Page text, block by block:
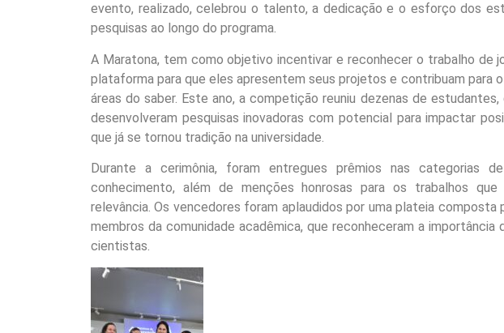
evento, realizado, celebrou o talento, a dedicação e o esforço dos
pesquisas ao longo do programa.
A Maratona, tem como objetivo incentivar e reconhecer o trabalho de
plataforma para que eles apresentem seus projetos e contribuam para
áreas do saber. Este ano, a competição reuniu dezenas de
desenvolveram pesquisas inovadoras com potencial para impactar
que já se tornou tradição na universidade.
Durante a cerimônia, foram entregues prêmios nas categorias
conhecimento, além de menções honrosas para os trabalhos
relevância. Os vencedores foram aplaudidos por uma plateia
membros da comunidade acadêmica, que reconheceram a
cientistas.